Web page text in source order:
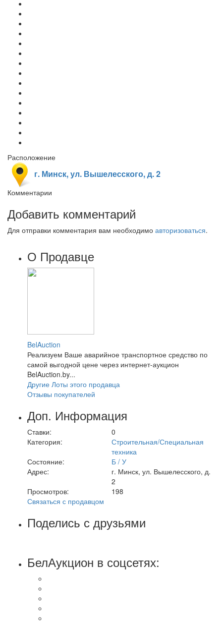
Расположение
г. Минск, ул. Вышелесского, д. 2
Комментарии
Добавить комментарий
Для отправки комментария вам необходимо авторизоваться.
О Продавце
BelAuction
Реализуем Ваше аварийное транспортное средство по
самой выгодной цене через интернет-аукцион
BelAuction.by...
Другие Лоты этого продавца
Отзывы покупателей
Доп. Информация
Ставки:
0
Категория:
Строительная/Специальная
техника
Состояние:
Б / У
Адрес:
г. Минск, ул. Вышелесского, д.
2
Просмотров:
198
Связаться с продавцом
Поделись с друзьями
БелАукцион в соцсетях: